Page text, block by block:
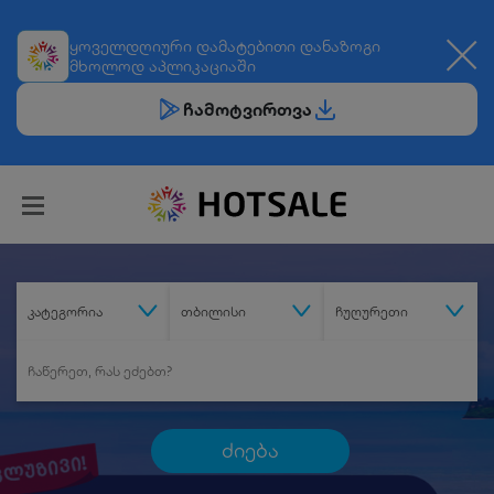
ყოველდღიური დამატებითი დანაზოგი
მხოლოდ აპლიკაციაში
ჩამოტვირთვა
კატეგორია თბილისი ჩუღურეთი
ძიება